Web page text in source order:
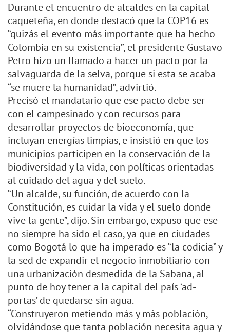
Durante el encuentro de alcaldes en la capital
caqueteña, en donde destacó que la COP16 es
“quizás el evento más importante que ha hecho
Colombia en su existencia”, el presidente Gustavo
Petro hizo un llamado a hacer un pacto por la
salvaguarda de la selva, porque si esta se acaba
“se muere la humanidad”, advirtió.
Precisó el mandatario que ese pacto debe ser
con el campesinado y con recursos para
desarrollar proyectos de bioeconomía, que
incluyan energías limpias, e insistió en que los
municipios participen en la conservación de la
biodiversidad y la vida, con políticas orientadas
al cuidado del agua y del suelo.
“Un alcalde, su función, de acuerdo con la
Constitución, es cuidar la vida y el suelo donde
vive la gente”, dijo. Sin embargo, expuso que ese
no siempre ha sido el caso, ya que en ciudades
como Bogotá lo que ha imperado es “la codicia” y
la sed de expandir el negocio inmobiliario con
una urbanización desmedida de la Sabana, al
punto de hoy tener a la capital del país ‘ad-
portas’ de quedarse sin agua.
“Construyeron metiendo más y más población,
olvidándose que tanta población necesita agua y